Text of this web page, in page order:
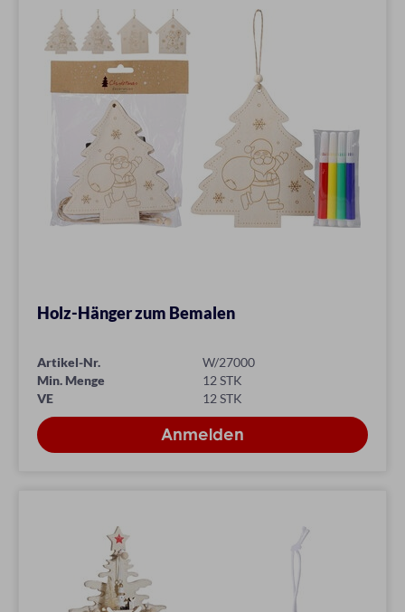
Holz-Hänger zum Bemalen
Artikel-Nr.
W/27000
Min. Menge
12 STK
VE
12 STK